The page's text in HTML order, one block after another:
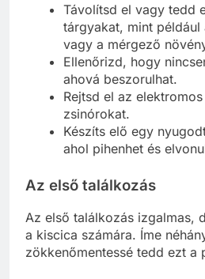
Távolítsd el vagy tedd
tárgyakat, mint
vagy a mérgező
Ellenőrizd, hogy
ahová beszorulhat.
Rejtsd el az
zsinórokat.
Készíts elő egy
ahol pihenhet és
Az első találkozás
Az első találkozás izgalmas,
a kiscica számára. Íme
zökkenőmentessé tedd ezt a